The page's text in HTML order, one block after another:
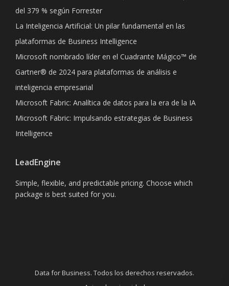
del 379 % según Forrester
La Inteligencia Artificial: Un pilar fundamental en las
plataformas de Business Intelligence
Microsoft nombrado líder en el Cuadrante Mágico™ de
Gartner® de 2024 para plataformas de análisis e
inteligencia empresarial
Microsoft Fabric: Analítica de datos para la era de la IA
Microsoft Fabric: Impulsando estrategias de Business
Intelligence
LeadEngine
Simple, flexible, and predictable pricing. Choose which
package is best suited for you.
Data for Business. Todos los derechos reservados.